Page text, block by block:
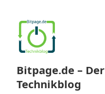
Bitpage.de – Der
Technikblog